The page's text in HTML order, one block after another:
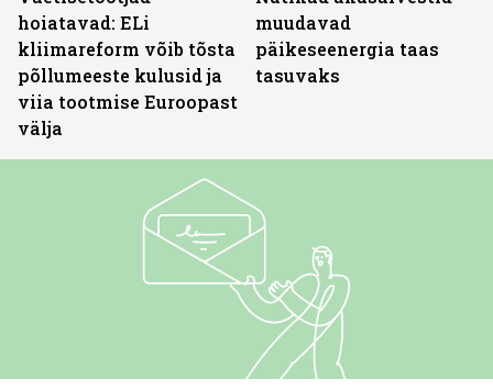
hoiatavad: ELi
kliimareform võib tõsta
põllumeeste kulusid ja
viia tootmise Euroopast
välja
muudavad
päikeseenergia taas
tasuvaks